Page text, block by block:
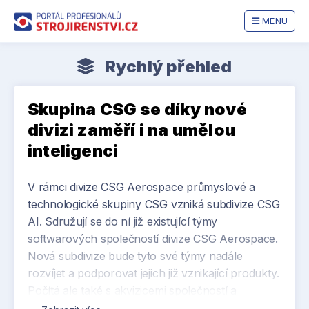
MENU
Rychlý přehled
Skupina CSG se díky nové
divizi zaměří i na umělou
inteligenci
V rámci divize CSG Aerospace průmyslové a
technologické skupiny CSG vzniká subdivize CSG
AI. Sdružují se do ní již existující týmy
softwarových společností divize CSG Aerospace.
Nová subdivize bude tyto své týmy nadále
rozvíjet a podporovat jejich již vznikající produkty.